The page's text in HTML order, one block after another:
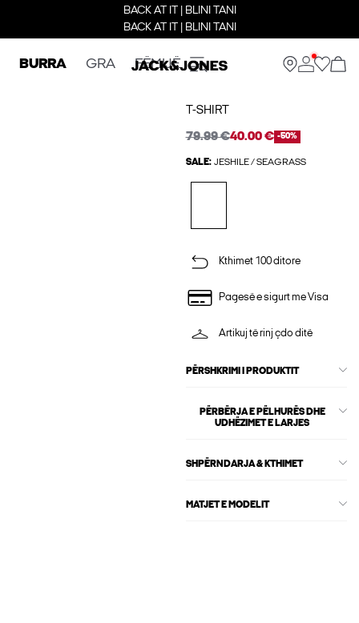
BACK AT IT | BLINI TANI
BACK AT IT | BLINI TANI
BURRA GRA FËMIJË
T-SHIRT
79.99 €40.00 € -50%
SALE: JESHILE / SEAGRASS
Kthimet 100 ditore
Pagesë e sigurt me Visa
Artikuj të rinj çdo ditë
PËRSHKRIMI I PRODUKTIT
PËRBËRJA E PËLHURËS DHE
UDHËZIMET E LARJES
SHPËRNDARJA & KTHIMET
MATJET E MODELIT